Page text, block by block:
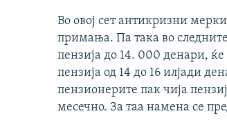
Во овој сет антикризни
примања. Па така во
пензија до 14. 000 денари,
пензија од 14 до 16 илјади
пензионерите пак чија
месечно. За таа намена се